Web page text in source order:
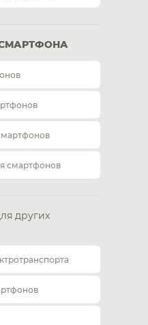
смартфонов
других